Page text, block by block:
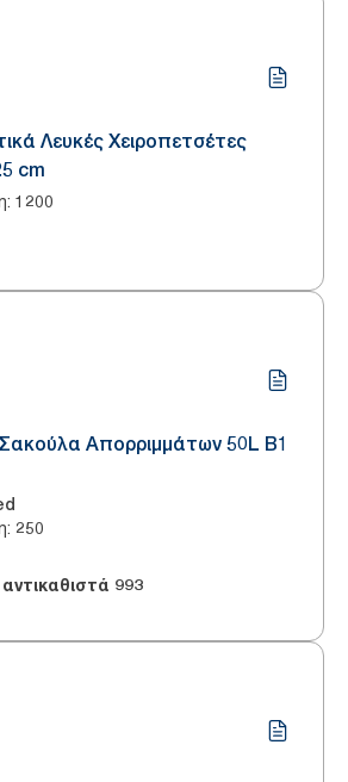
Λευκές Χειροπετσέτες
cm
: 1200
Απορριμμάτων 50L B1
: 250
993